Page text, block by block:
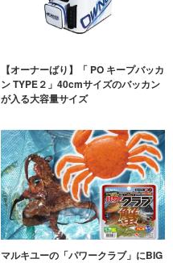
【オーナーばり】「 PO キープバッカ
ン TYPE２」40cmサイズのバッカン
が入る大容量サイズ
マルキユーの「パワークラブ」にBIG